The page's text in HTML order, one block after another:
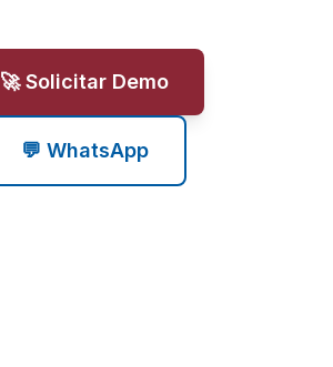
🚀 Solicitar Demo
💬 WhatsApp